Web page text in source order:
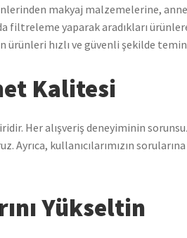
makyaj malzemelerine,
filtreleme yaparak aradıkları
ürünleri hızlı ve güvenli şekilde
Kalitesi
Her alışveriş deneyiminin
kullanıcılarımızın
Yükseltin